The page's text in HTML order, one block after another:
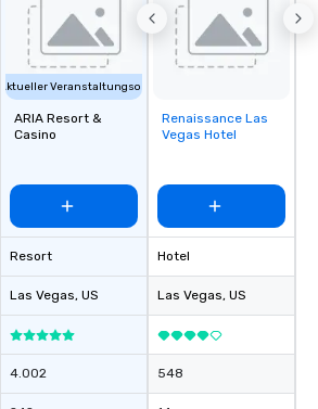
Aktueller Veranstaltungsort
ARIA Resort &
Casino
Resort
Las Vegas, US
4.002
Removed from
favorites
Renaissance Las
Vegas Hotel
Hotel
Las Vegas, US
548